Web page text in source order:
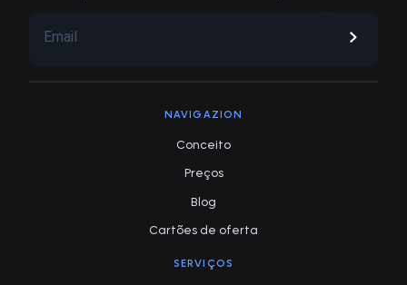
NAVIGAZION
Conceito
Preços
Blog
Cartões de oferta
SERVIÇOS